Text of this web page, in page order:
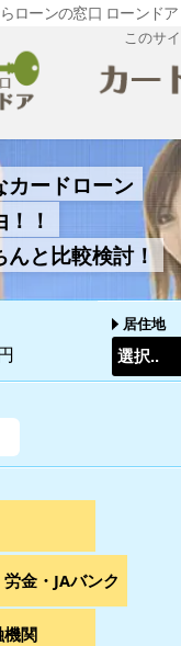
ローンの窓口 ローンドア
このサ
カードローン
！
んと比較検討！
居住地
金・JAバンク
機関